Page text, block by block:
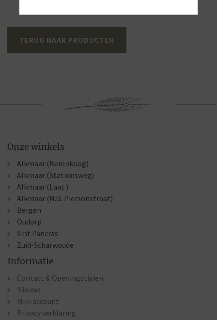
TERUG NAAR PRODUCTEN
Onze winkels
Alkmaar (Berenkoog)
Alkmaar (Stationsweg)
Alkmaar (Laat )
Alkmaar (N.G. Piersonstraat)
Bergen
Oudorp
Sint Pancras
Zuid-Scharwoude
Informatie
Contact & Openingstijden
Nieuws
Mijn account
Privacy verklaring